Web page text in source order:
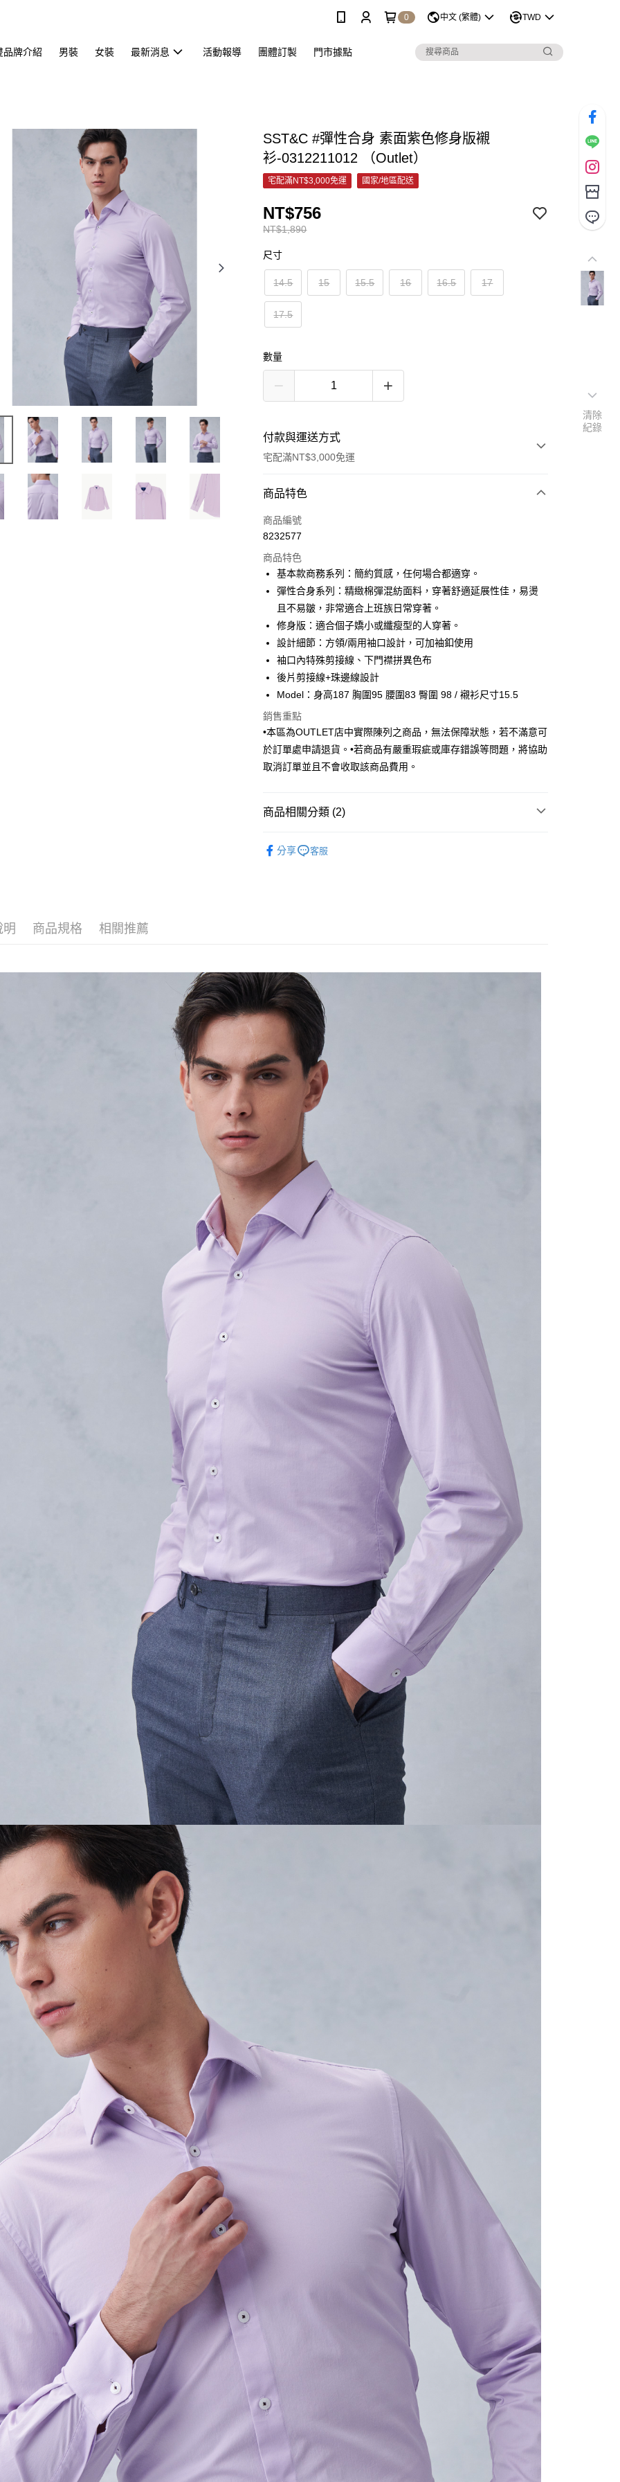
0 中文 (繁體) TWD
品牌介紹 男裝 女裝 最新消息 活動報導 團體訂製 門市據點
SST&C #彈性合身 素面紫色修身版襯
衫-0312211012 （Outlet）
宅配滿NT$3,000免運 國家/地區配送
NT$1,890
NT$756
尺寸
14.5 15 15.5 16 16.5 17
17.5
數量
付款與運送方式
宅配滿NT$3,000免運
付款方式
信用卡一次付款
3 期 0 利率 每期 NT$252
合作金庫商業銀行
第一商業銀行
華南商業銀行
彰化商業銀行
國泰世華商業銀行
兆豐國際商業銀行
臺灣中小企業銀行
台中商業銀行
匯豐（台灣）商業銀行
華泰商業銀行
聯邦商業銀行
元大商業銀行
永豐商業銀行
台新國際商業銀行
台灣樂天信用卡公司
6 期 0 利率 每期NT$126 21家銀行
合作金庫商業銀行
第一商業銀行
華南商業銀行
彰化商業銀行
上海商業儲蓄銀行
台北富邦商業銀行
臺灣中小企業銀行
台中商業銀行
匯豐（台灣）商業銀行
聯邦商業銀行
遠東國際商業銀行
元大商業銀行
台新國際商業銀行
中國信託商業銀行
台灣樂天信用卡公司
LINE Pay
Apple Pay
街口支付
悠遊付
Google Pay
全盈+PAY
AFTEE先享後付
AFTEE先享後付是「在收到商品之後才付款」的支付方式。 讓您購物簡單
２．便利：只要手機號碼，簡訊認證，即可結帳。
３．安心：先確認商品／服務後，再付款。
絡購買商品的店家。未經商家同意取消之訂單仍視為有效，需透過AFTEE
先享後付繳納相關費用。
※ 交易是否成功請以「AFTEE先享後付 」之結帳頁面顯示為準，若有關於
是否繳費成功／繳費後需取消欲退款等相關疑問，請聯繫「AFTEE先享後
付客戶支援中心」
１．透過由恩沛科技股份有限公司提供之「AFTEE先享後付」服務完成之
交易，需依本服務之必要範圍內提供個人資料，並將交易相關給付款項請
求債權轉讓予恩沛科技股份有限公司。
２．關於個人資料處理事宜，請瀏覽以下網址：
https://aftee.tw/terms/#terms3
３．未成年的使用者請事先徵得法定代理人或監護人之同意方可使用
「AFTEE先享後付」，若未經同意申辦者引起之損失，本公司不負相關責
４．使用「AFTEE先享後付」時，將依據個別帳號之用戶狀況，依本公司
即時審查核予不同之上限額度；若仍有額度不足之情形，本公司將視審查
結果請求用戶進行身份認證。
５．嚴禁一人註冊多個帳號或使用他人資訊註冊。若發現惡意使用之情
形，恩沛科技股份有限公司將有權停止該用戶之使用額度並採取法律行
動。
ATM付款
運送方式
商品特色
商品編號
8232577
商品特色
基本款商務系列：簡約質感，任何場合都適穿。
彈性合身系列：精緻棉彈混紡面料，穿著舒適延展性佳，易燙
且不易皺，非常適合上班族日常穿著。
修身版：適合個子嬌小或纖瘦型的人穿著。
設計細節：方領/兩用袖口設計，可加袖釦使用
袖口內特殊剪接線、下門襟拼異色布
後片剪接線+珠邊線設計
Model：身高187 胸圍95 腰圍83 臀圍 98 / 襯衫尺寸15.5
銷售重點
•本區為OUTLET店中實際陳列之商品，無法保障狀態，若不滿意可
於訂單處申請退貨。•若商品有嚴重瑕疵或庫存錯誤等問題，將協助
取消訂單並且不會收取該商品費用。
商品相關分類 (2)
分享 客服
明 商品規格 相關推薦
清除
紀錄